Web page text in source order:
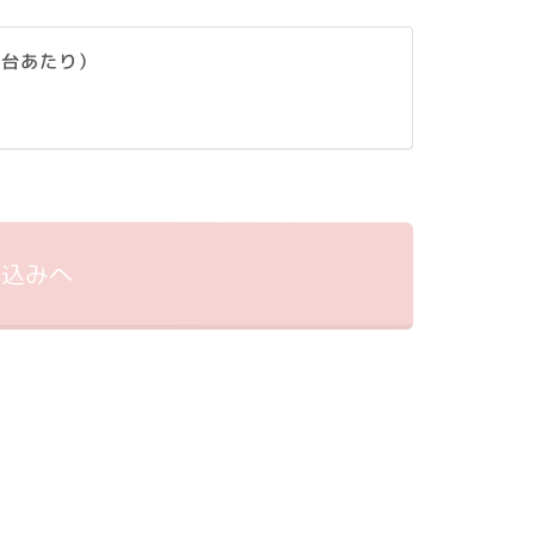
あたり）
みへ